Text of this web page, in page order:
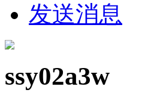
发送消息
ssy02a3w